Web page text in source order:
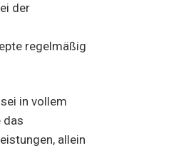
der
regelmäßig
in vollem
das
allein